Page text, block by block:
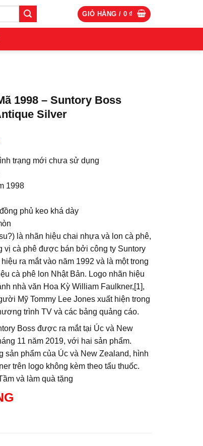
GIỎ HÀNG / 0₫
1998 – Suntory Boss
Silver
trạng mới chưa sử dụng
1998
phủ keo khá dày
là nhãn hiệu chai nhựa và lon cà phê,
vị cà phê được bán bởi công ty Suntory
ra mắt vào năm 1992 và là một trong
cà phê lon Nhật Bản. Logo nhãn hiệu
nhà văn Hoa Kỳ William Faulkner,[1],
Mỹ Tommy Lee Jones xuất hiện trong
trình TV và các bảng quảng cáo.
Boss được ra mắt tại Úc và New
11 năm 2019, với hai sản phẩm.
sản phẩm của Úc và New Zealand, hình
trên logo không kèm theo tẩu thuốc.
và làm quà tặng